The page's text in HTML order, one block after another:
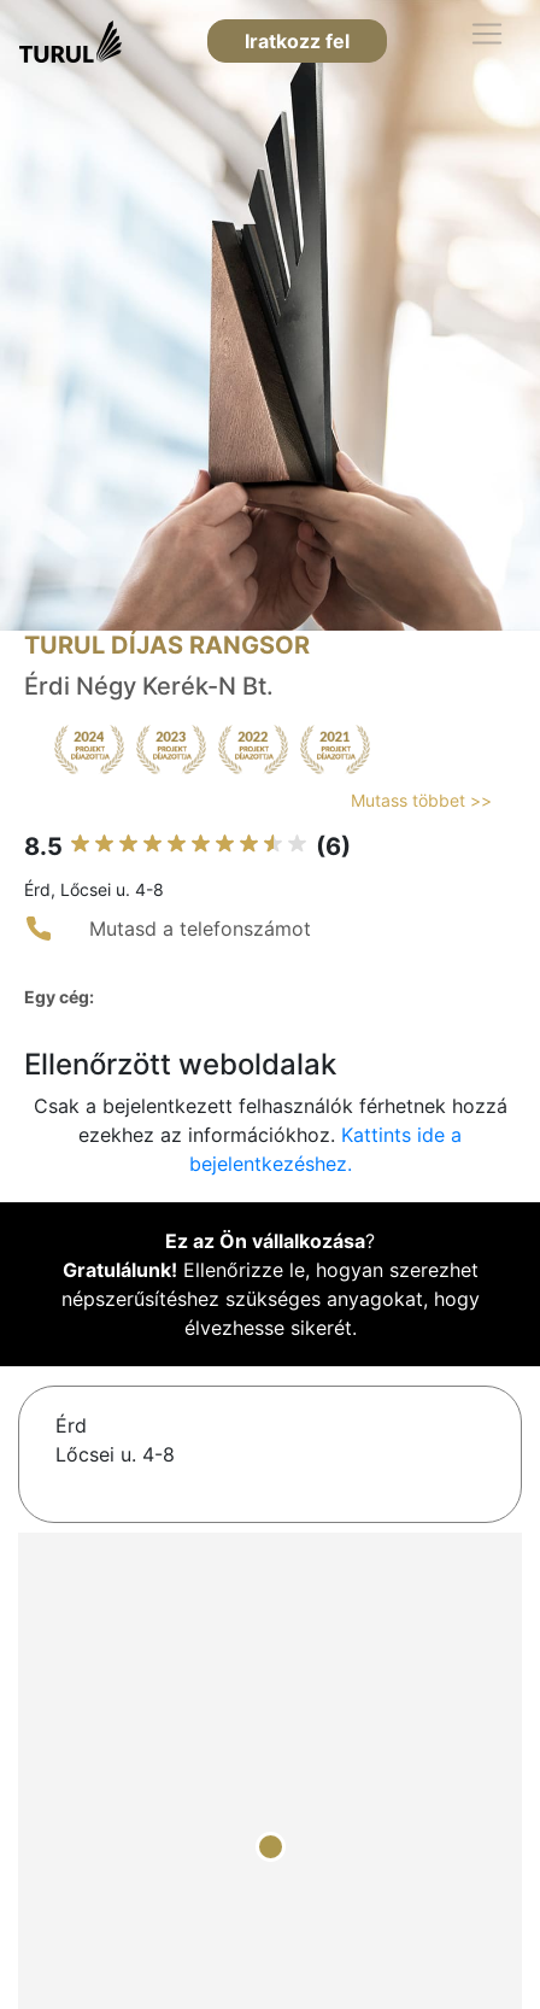
Iratkozz fel
TURUL DÍJAS RANGSOR
Érdi Négy Kerék-N Bt.
Mutass többet >>
8.5 (6)
Érd, Lőcsei u. 4-8
Mutasd a telefonszámot
Egy cég:
Ellenőrzött weboldalak
Csak a bejelentkezett felhasználók férhetnek hozzá
ezekhez az információkhoz. Kattints ide a
bejelentkezéshez.
Ez az Ön vállalkozása?
Gratulálunk! Ellenőrizze le, hogyan szerezhet
népszerűsítéshez szükséges anyagokat, hogy
élvezhesse sikerét.
Érd
Lőcsei u. 4-8